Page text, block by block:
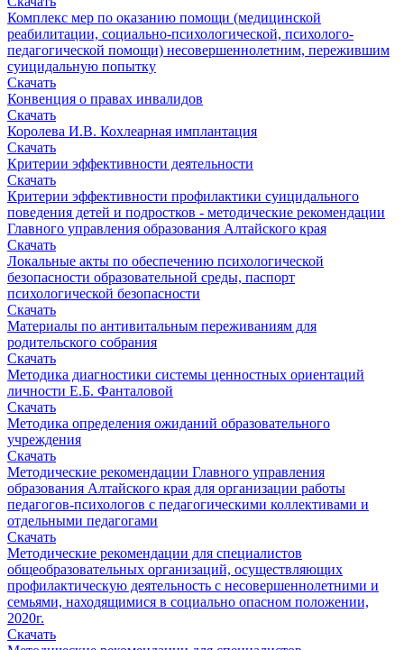
Комплекс мер по оказанию помощи (медицинской
реабилитации, социально-психологической, психолого-
педагогической помощи) несовершеннолетним, пережившим
суицидальную попытку
Скачать
Конвенция о правах инвалидов
Скачать
Королева И.В. Кохлеарная имплантация
Скачать
Критерии эффективности деятельности
Скачать
Критерии эффективности профилактики суицидального
поведения детей и подростков - методические рекомендации
Главного управления образования Алтайского края
Скачать
Локальные акты по обеспечению психологической
безопасности образовательной среды, паспорт
психологической безопасности
Скачать
Материалы по антивитальным переживаниям для
родительского собрания
Скачать
Методика диагностики системы ценностных ориентаций
личности Е.Б. Фанталовой
Скачать
Методика определения ожиданий образовательного
учреждения
Скачать
Методические рекомендации Главного управления
образования Алтайского края для организации работы
педагогов-психологов с педагогическими коллективами и
отдельными педагогами
Скачать
Методические рекомендации для специалистов
общеобразовательных организаций, осуществляющих
профилактическую деятельность с несовершеннолетними и
семьями, находящимися в социально опасном положении,
2020г.
Скачать